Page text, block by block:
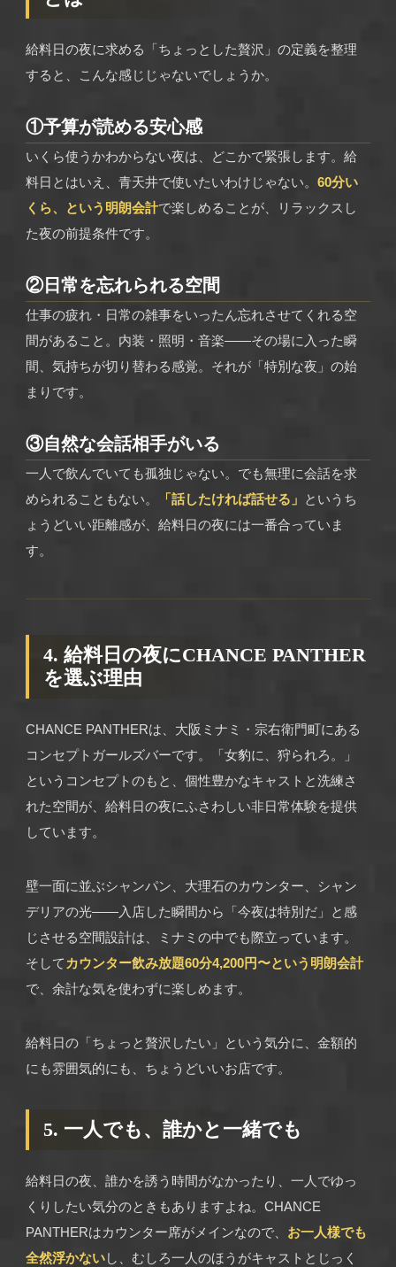
給料日の夜に求める「ちょっとした贅沢」の定義を整理
すると、こんな感じじゃないでしょうか。
①予算が読める安心感
いくら使うかわからない夜は、どこかで緊張します。給
料日とはいえ、青天井で使いたいわけじゃない。60分い
くら、という明朗会計で楽しめることが、リラックスし
た夜の前提条件です。
②日常を忘れられる空間
仕事の疲れ・日常の雑事をいったん忘れさせてくれる空
間があること。内装・照明・音楽——その場に入った瞬
間、気持ちが切り替わる感覚。それが「特別な夜」の始
まりです。
③自然な会話相手がいる
一人で飲んでいても孤独じゃない。でも無理に会話を求
められることもない。
「話したければ話せる」 というち
ょうどいい距離感が、給料日の夜には一番合っていま
す。
4. 給料日の夜にCHANCE PANTHER
を選ぶ理由
CHANCE PANTHERは、大阪ミナミ・宗右衛門町にある
コンセプトガールズバーです。「女豹に、狩られろ。」
というコンセプトのもと、個性豊かなキャストと洗練さ
れた空間が、給料日の夜にふさわしい非日常体験を提供
しています。
壁一面に並ぶシャンパン、大理石のカウンター、シャン
デリアの光——入店した瞬間から「今夜は特別だ」と感
じさせる空間設計は、ミナミの中でも際立っています。
そして カウンター飲み放題60分4,200円〜という明朗会計
で、余計な気を使わずに楽しめます。
給料日の「ちょっと贅沢したい」という気分に、金額的
にも雰囲気的にも、ちょうどいいお店です。
5. 一人でも、誰かと一緒でも
給料日の夜、誰かを誘う時間がなかったり、一人でゆっ
くりしたい気分のときもありますよね。CHANCE
PANTHERはカウンター席がメインなので、 お一人様でも
全然浮かないし、むしろ一人のほうがキャストとじっく